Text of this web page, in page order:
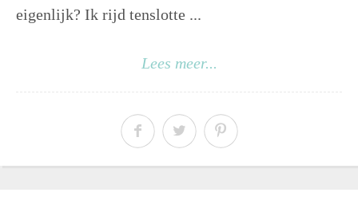
eigenlijk? Ik rijd tenslotte ...
Lees meer...